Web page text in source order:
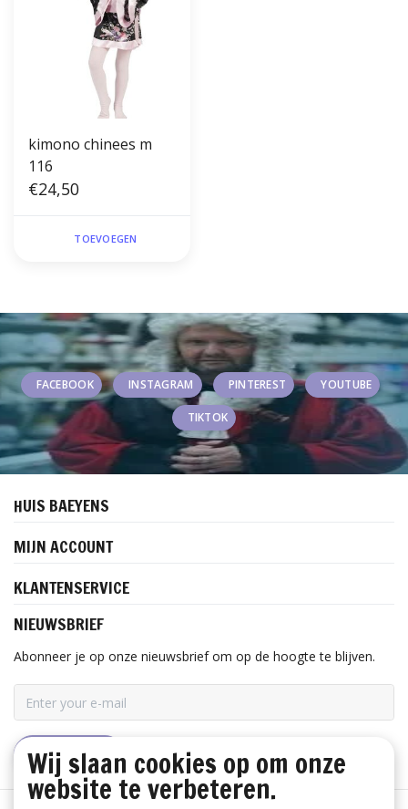
kimono chinees m
116
€24,50
TOEVOEGEN
FACEBOOK INSTAGRAM PINTEREST YOUTUBE
TIKTOK
HUIS BAEYENS
MIJN ACCOUNT
KLANTENSERVICE
NIEUWSBRIEF
Abonneer je op onze nieuwsbrief om op de hoogte te blijven.
ABONNEER
Wij slaan cookies op om onze
website te verbeteren.